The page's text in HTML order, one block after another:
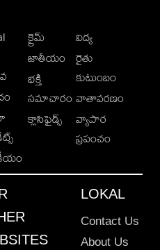
క్రైమ్
జాతీయం
భక్తి
సమాచారం
క్లాసిఫైడ్స్
విద్య
రైతు
కుటుంబం
వాతావరణం
వ్యాపార
ప్రపంచం
LOKAL
Contact Us
About Us